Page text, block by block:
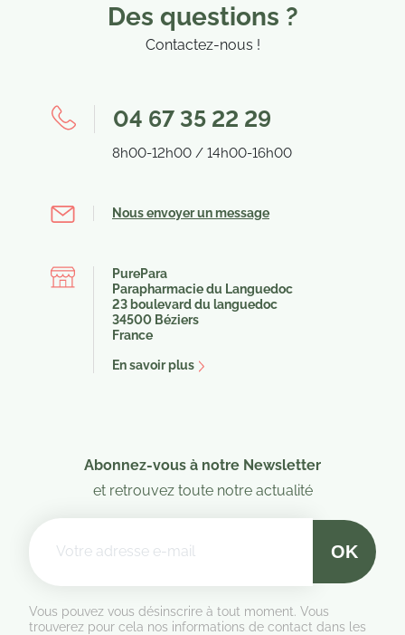
Des questions ?
Contactez-nous !
04 67 35 22 29
8h00-12h00 / 14h00-16h00
Nous envoyer un message
PurePara
Parapharmacie du Languedoc
23 boulevard du languedoc
34500 Béziers
France
En savoir plus
Abonnez-vous à notre Newsletter
et retrouvez toute notre actualité
Vous pouvez vous désinscrire à tout moment. Vous
trouverez pour cela nos informations de contact dans les